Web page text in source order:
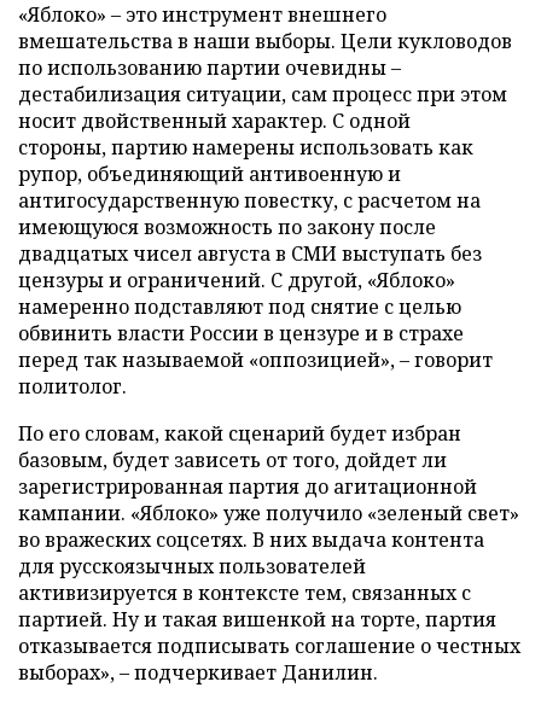
«Яблоко» – это инструмент внешнего
вмешательства в наши выборы. Цели кукловодов
по использованию партии очевидны –
дестабилизация ситуации, сам процесс при этом
носит двойственный характер. С одной
стороны, партию намерены использовать как
рупор, объединяющий антивоенную и
антигосударственную повестку, с расчетом на
имеющуюся возможность по закону после
двадцатых чисел августа в СМИ выступать без
цензуры и ограничений. С другой, «Яблоко»
намеренно подставляют под снятие с целью
обвинить власти России в цензуре и в страхе
перед так называемой «оппозицией», – говорит
политолог.
По его словам, какой сценарий будет избран
базовым, будет зависеть от того, дойдет ли
зарегистрированная партия до агитационной
кампании. «Яблоко» уже получило «зеленый свет»
во вражеских соцсетях. В них выдача контента
для русскоязычных пользователей
активизируется в контексте тем, связанных с
партией. Ну и такая вишенкой на торте, партия
отказывается подписывать соглашение о честных
выборах», – подчеркивает Данилин.